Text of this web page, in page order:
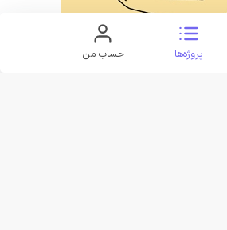
پروژه‌ها حساب من